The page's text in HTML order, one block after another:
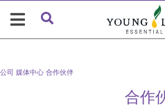
合作
公司 媒体中心 合作伙伴